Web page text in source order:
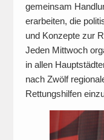
gemeinsam
erarbeiten, die
und Konzepte zur
Jeden Mittwoch
in allen
nach Zwölf
Rettungshilfen